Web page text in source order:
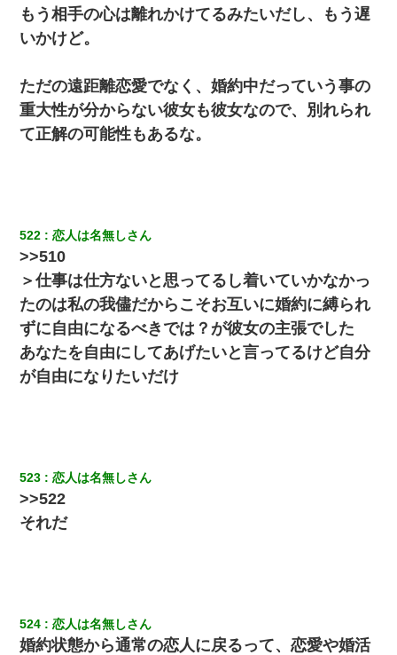
もう相手の心は離れかけてるみたいだし、もう遅
いかけど。
ただの遠距離恋愛でなく、婚約中だっていう事の
重大性が分からない彼女も彼女なので、別れられ
て正解の可能性もあるな。
522 恋人は名無しさん
>>510
＞仕事は仕方ないと思ってるし着いていかなかっ
たのは私の我儘だからこそお互いに婚約に縛られ
ずに自由になるべきでは？が彼女の主張でした
あなたを自由にしてあげたいと言ってるけど自分
が自由になりたいだけ
523 恋人は名無しさん
>>522
それだ
524 恋人は名無しさん
婚約状態から通常の恋人に戻るって、恋愛や婚活